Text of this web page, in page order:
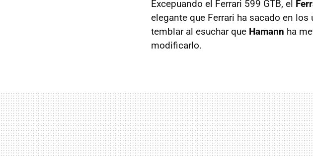
Excepuando el Ferrari 599 GTB, el
elegante que Ferrari ha sacado en
temblar al esuchar que Hamann ha
modificarlo.